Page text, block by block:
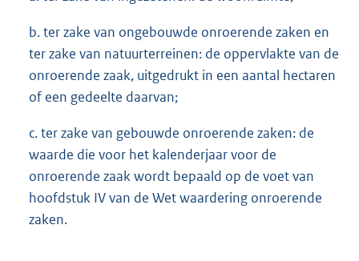
b. ter zake van ongebouwde onroerende zaken en
ter zake van natuurterreinen: de oppervlakte van de
onroerende zaak, uitgedrukt in een aantal hectaren
of een gedeelte daarvan;
c. ter zake van gebouwde onroerende zaken: de
waarde die voor het kalenderjaar voor de
onroerende zaak wordt bepaald op de voet van
hoofdstuk IV van de Wet waardering onroerende
zaken.